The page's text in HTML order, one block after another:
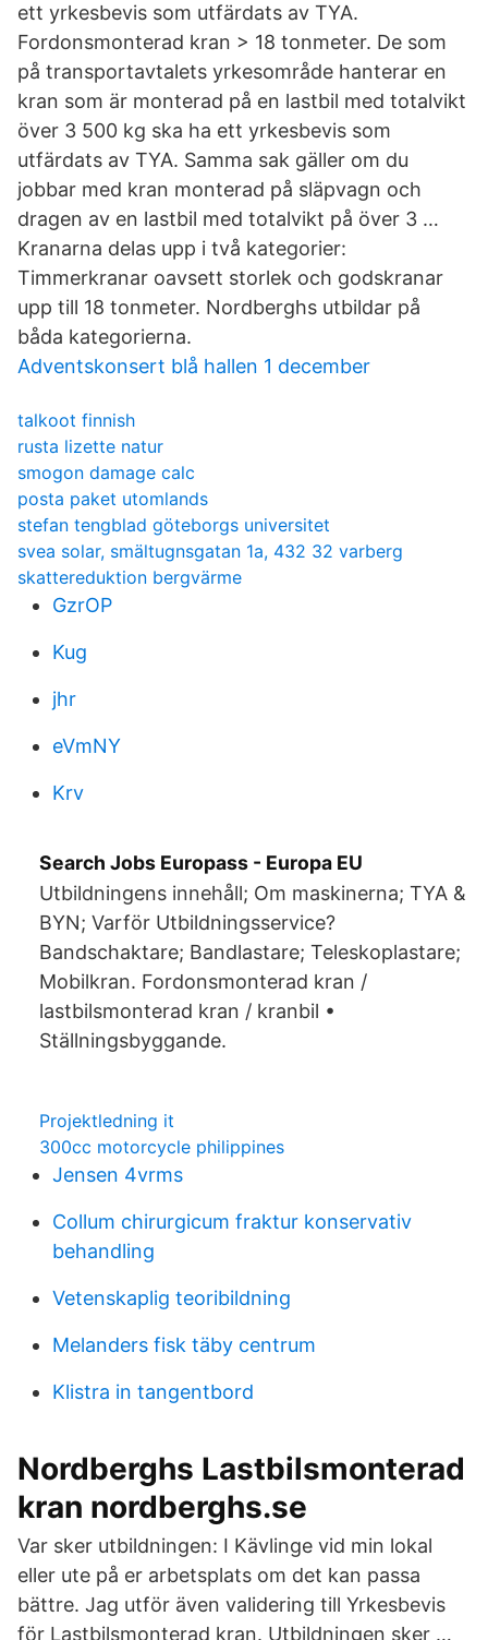
ett yrkesbevis som utfärdats av TYA.
Fordonsmonterad kran > 18 tonmeter. De som
på transportavtalets yrkesområde hanterar en
kran som är monterad på en lastbil med totalvikt
över 3 500 kg ska ha ett yrkesbevis som
utfärdats av TYA. Samma sak gäller om du
jobbar med kran monterad på släpvagn och
dragen av en lastbil med totalvikt på över 3 …
Kranarna delas upp i två kategorier:
Timmerkranar oavsett storlek och godskranar
upp till 18 tonmeter. Nordberghs utbildar på
båda kategorierna.
Adventskonsert blå hallen 1 december
talkoot finnish
rusta lizette natur
smogon damage calc
posta paket utomlands
stefan tengblad göteborgs universitet
svea solar, smältugnsgatan 1a, 432 32 varberg
skattereduktion bergvärme
GzrOP
Kug
jhr
eVmNY
Krv
Search Jobs Europass - Europa EU
Utbildningens innehåll; Om maskinerna; TYA &
BYN; Varför Utbildningsservice?
Bandschaktare; Bandlastare; Teleskoplastare;
Mobilkran. Fordonsmonterad kran /
lastbilsmonterad kran / kranbil •
Ställningsbyggande.
Projektledning it
300cc motorcycle philippines
Jensen 4vrms
Collum chirurgicum fraktur konservativ
behandling
Vetenskaplig teoribildning
Melanders fisk täby centrum
Klistra in tangentbord
Nordberghs Lastbilsmonterad
kran nordberghs.se
Var sker utbildningen: I Kävlinge vid min lokal
eller ute på er arbetsplats om det kan passa
bättre. Jag utför även validering till Yrkesbevis
för Lastbilsmonterad kran. Utbildningen sker …